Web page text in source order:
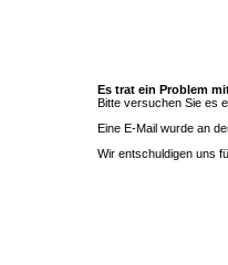
Es trat ein Problem
Bitte versuchen Sie es
Eine E-Mail wurde an
Wir entschuldigen uns